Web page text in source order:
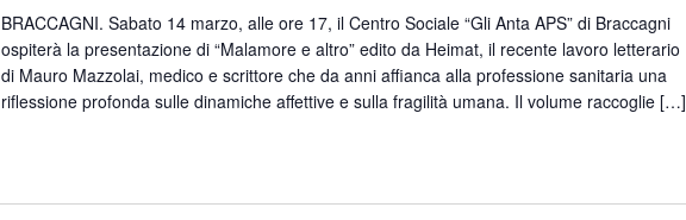
a
d
a
t
BRACCAGNI. Sabato 14 marzo, alle ore 17, il Centro Sociale “Gli Anta APS” di Braccagni
ospiterà la presentazione di “Malamore e altro” edito da Heimat, il recente lavoro letterario
di Mauro Mazzolai, medico e scrittore che da anni affianca alla professione sanitaria una
riflessione profonda sulle dinamiche affettive e sulla fragilità umana. Il volume raccoglie […]